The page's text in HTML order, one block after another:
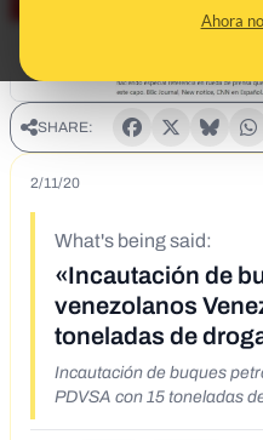
Ahora no
SHARE:
2/11/20
What's being said:
«Incautación de
venezolanos
toneladas de
Incautación de buques
PDVSA con 15 toneladas